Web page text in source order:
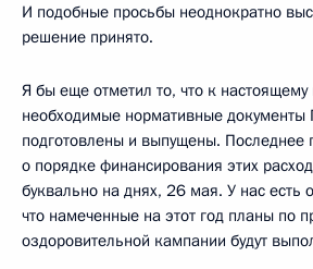
И подобные просьбы неоднократно
решение принято.
Я бы еще отметил то, что к настоящему
необходимые нормативные документы
подготовлены и выпущены. Последнее
о порядке финансирования этих
буквально на днях, 26 мая. У нас есть
что намеченные на этот год планы по
оздоровительной кампании будут